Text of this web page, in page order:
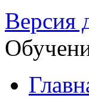
Версия